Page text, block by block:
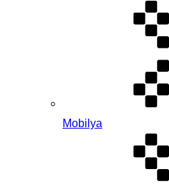
Mobilya